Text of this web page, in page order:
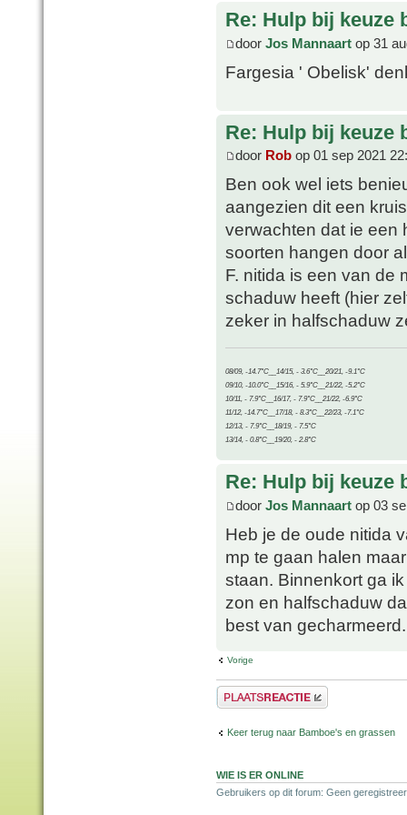
Re: Hulp bij keuze
door Jos Mannaart op 31
Fargesia ' Obelisk'
Re: Hulp bij keuze
door Rob op 01 sep 2021
Ben ook wel iets
aangezien dit een
verwachten dat ie een
soorten hangen door
F. nitida is een van de
schaduw heeft (hier
zeker in halfschaduw
08/09, -14.7°C__14/15, - 3.6°C__20/21, -9.1°C
09/10, -10.0°C__15/16, - 5.9°C__21/22, -5.2°C
10/11, - 7.9°C__16/17, - 7.9°C__21/22, -6.9°C
11/12, -14.7°C__17/18, - 8.3°C__22/23, -7.1°C
12/13, - 7.9°C__18/19, - 7.5°C
13/14, - 0.8°C__19/20, - 2.8°C
Re: Hulp bij keuze
door Jos Mannaart op 03
Heb je de oude nitida
mp te gaan halen
staan. Binnenkort ga
zon en halfschaduw
best van gecharmeerd.
Vorige
Plaats een reactie
Keer terug naar Bamboe's en grassen
WIE IS ER ONLINE
Gebruikers op dit forum: Geen